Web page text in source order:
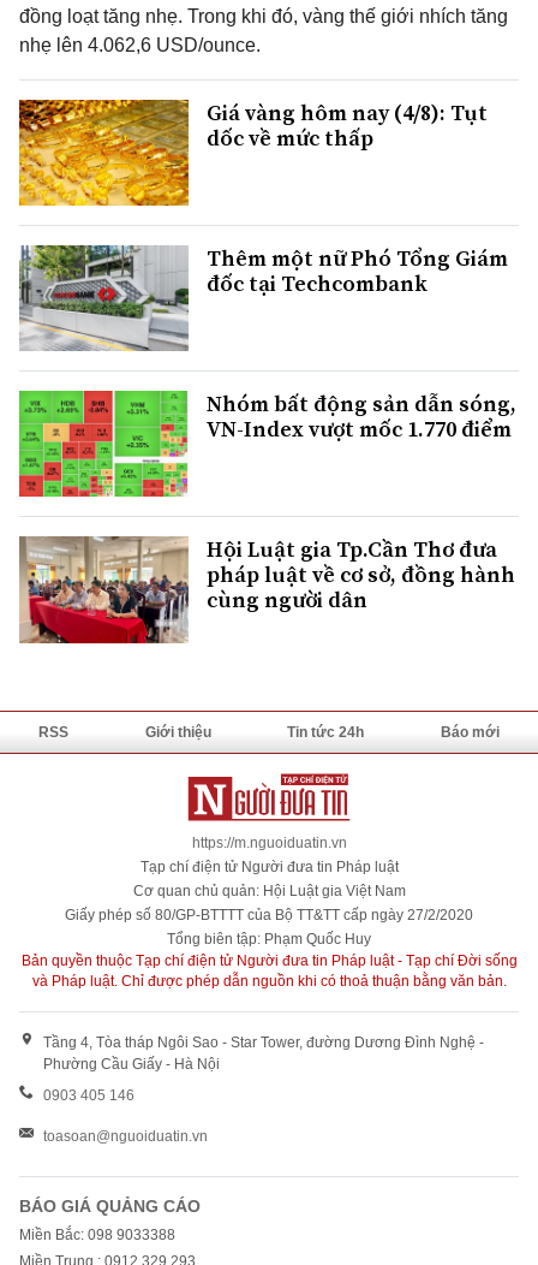
đồng loạt tăng nhẹ. Trong khi đó, vàng thế giới nhích tăng
nhẹ lên 4.062,6 USD/ounce.
Giá vàng hôm nay (4/8): Tụt
dốc về mức thấp
Thêm một nữ Phó Tổng Giám
đốc tại Techcombank
Nhóm bất động sản dẫn sóng,
VN-Index vượt mốc 1.770 điểm
Hội Luật gia Tp.Cần Thơ đưa
pháp luật về cơ sở, đồng hành
cùng người dân
RSS Giới thiệu Tin tức 24h Báo mới
https://m.nguoiduatin.vn
Tạp chí điện tử Người đưa tin Pháp luật
Cơ quan chủ quản: Hội Luật gia Việt Nam
Giấy phép số 80/GP-BTTTT của Bộ TT&TT cấp ngày 27/2/2020
Tổng biên tập: Phạm Quốc Huy
Bản quyền thuộc Tạp chí điện tử Người đưa tin Pháp luật - Tạp chí Đời sống
và Pháp luật. Chỉ được phép dẫn nguồn khi có thoả thuận bằng văn bản.
Tầng 4, Tòa tháp Ngôi Sao - Star Tower, đường Dương Đình Nghệ -
Phường Cầu Giấy - Hà Nội
0903 405 146
toasoan@nguoiduatin.vn
BÁO GIÁ QUẢNG CÁO
Miền Bắc: 098 9033388
Miền Trung : 0912 329 293